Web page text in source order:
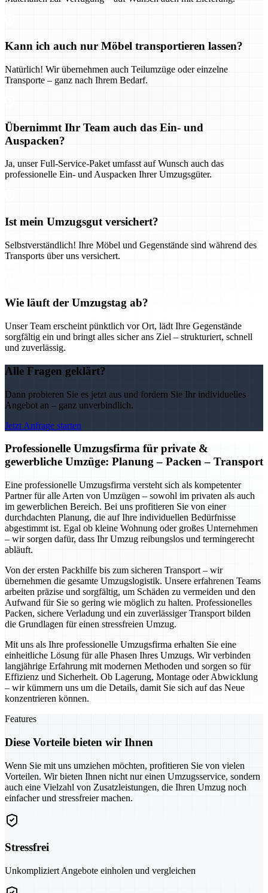
Kann ich auch nur Möbel transportieren lassen?
Natürlich! Wir übernehmen auch Teilumzüge oder einzelne
Transporte – ganz nach Ihrem Bedarf.
Übernimmt Ihr Team auch das Ein- und
Auspacken?
Ja, unser Full-Service-Paket umfasst auf Wunsch auch das
professionelle Ein- und Auspacken Ihrer Umzugsgüter.
Ist mein Umzugsgut versichert?
Selbstverständlich! Ihre Möbel und Gegenstände sind während des
Transports über uns versichert.
Wie läuft der Umzugstag ab?
Unser Team erscheint pünktlich vor Ort, lädt Ihre Gegenstände
sorgfältig ein und bringt alles sicher ans Ziel – strukturiert, schnell
und zuverlässig.
Alle Fragen geklärt?
Dann probieren Sie es jetzt aus und fordern Sie Ihr individuelles
Angebot an – ganz unverbindlich.
Jetzt Anfrage starten
Professionelle Umzugsfirma für private &
gewerbliche Umzüge: Planung – Packen – Transport
Eine professionelle Umzugsfirma versteht sich als kompetenter
Partner für alle Arten von Umzügen – sowohl im privaten als auch
im gewerblichen Bereich. Bei uns profitieren Sie von einer
durchdachten Planung, die auf Ihre individuellen Bedürfnisse
abgestimmt ist. Egal ob kleine Wohnung oder großes Unternehmen
– wir sorgen dafür, dass Ihr Umzug reibungslos und termingerecht
abläuft.
Von der ersten Packhilfe bis zum sicheren Transport – wir
übernehmen die gesamte Umzugslogistik. Unsere erfahrenen Teams
arbeiten präzise und sorgfältig, um Schäden zu vermeiden und den
Aufwand für Sie so gering wie möglich zu halten. Professionelles
Packen, sichere Verladung und ein zuverlässiger Transport bilden
die Grundlagen für einen stressfreien Umzug.
Mit uns als Ihre professionelle Umzugsfirma erhalten Sie eine
einheitliche Lösung für alle Phasen Ihres Umzugs. Wir verbinden
langjährige Erfahrung mit modernen Methoden und sorgen so für
Effizienz und Sicherheit. Ob Lagerung, Montage oder Abwicklung
– wir kümmern uns um die Details, damit Sie sich auf das Neue
konzentrieren können.
Features
Diese Vorteile bieten wir Ihnen
Wenn Sie mit uns umziehen möchten, profitieren Sie von vielen
Vorteilen. Wir bieten Ihnen nicht nur einen Umzugsservice, sondern
auch eine Vielzahl von Zusatzleistungen, die Ihren Umzug noch
einfacher und stressfreier machen.
Stressfrei
Unkompliziert Angebote einholen und vergleichen